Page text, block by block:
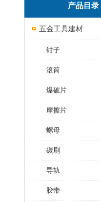
产品目录
五金工具建材
钳子
滚筒
爆破片
摩擦片
螺母
碳刷
导轨
胶带